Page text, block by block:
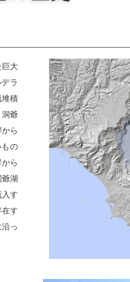
大
ラ
堆積
爺
ら
の
ら
湖
す
在す
っ